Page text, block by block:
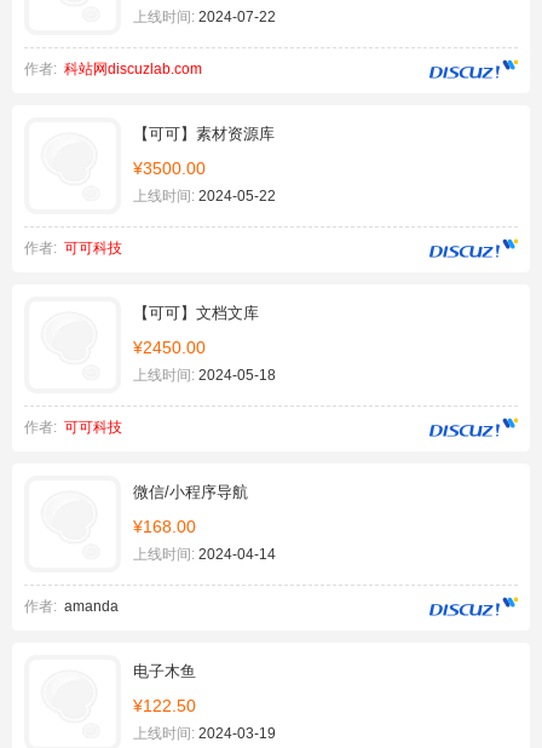
上线时间: 2024-07-22
作者: 科站网discuzlab.com
【可可】素材资源库
¥3500.00
上线时间: 2024-05-22
作者: 可可科技
【可可】文档文库
¥2450.00
上线时间: 2024-05-18
作者: 可可科技
微信/小程序导航
¥168.00
上线时间: 2024-04-14
作者: amanda
电子木鱼
¥122.50
上线时间: 2024-03-19